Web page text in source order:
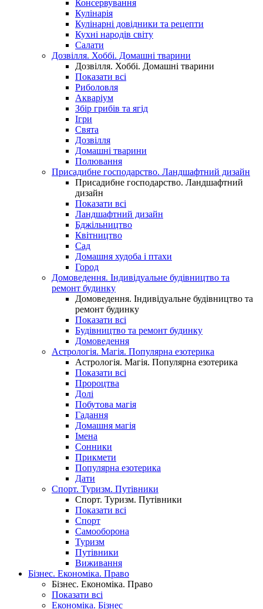
Консервування
Кулінарія
Кулінарні довідники та рецепти
Кухні народів світу
Салати
Дозвілля. Хоббі. Домашні тварини
Дозвілля. Хоббі. Домашні тварини
Показати всі
Риболовля
Акваріум
Збір грибів та ягід
Ігри
Свята
Дозвілля
Домашні тварини
Полювання
Присадибне господарство. Ландшафтний дизайн
Присадибне господарство. Ландшафтний
дизайн
Показати всі
Ландшафтний дизайн
Бджільництво
Квітництво
Сад
Домашня худоба і птахи
Город
Домоведення. Індивідуальне будівництво та
ремонт будинку
Домоведення. Індивідуальне будівництво та
ремонт будинку
Показати всі
Будівництво та ремонт будинку
Домоведення
Астрологія. Магія. Популярна езотерика
Астрологія. Магія. Популярна езотерика
Показати всі
Пророцтва
Долі
Побутова магія
Гадання
Домашня магія
Імена
Сонники
Прикмети
Популярна езотерика
Дати
Спорт. Туризм. Путівники
Спорт. Туризм. Путівники
Показати всі
Спорт
Самооборона
Туризм
Путівники
Виживання
Бізнес. Економіка. Право
Бізнес. Економіка. Право
Показати всі
Економіка. Бізнес